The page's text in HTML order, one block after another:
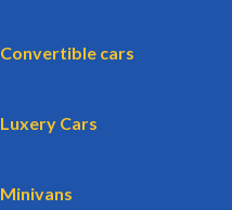
Convertible cars
Luxery Cars
Minivans